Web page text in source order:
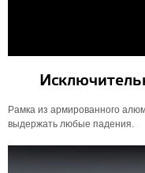
Рамка из армированного
выдержать любые падения.